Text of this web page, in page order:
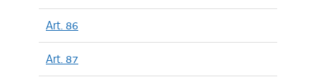
Art. 86
Art. 87